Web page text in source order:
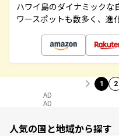
ハワイ島のダイナミックな
ワースポットも数多く、進
1 2
AD
AD
人気の国と地域から探す